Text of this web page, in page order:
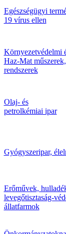
Egészségügyi
19 vírus ellen
Környezetvédelmi
Haz-Mat műszerek,
rendszerek
Olaj- és
petrolkémiai ipar
Gyógyszeripar,
Erőművek,
levegőtisztaság-
állatfarmok